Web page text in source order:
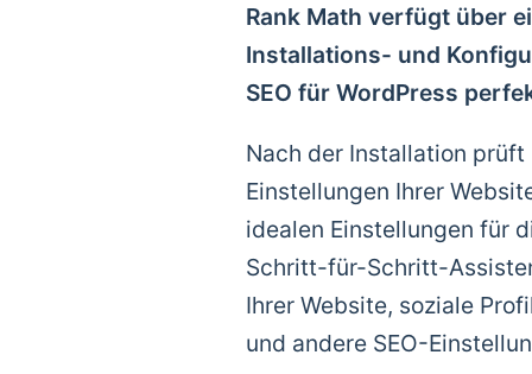
Rank Math verfügt über
Installations- und
SEO für WordPress
Nach der Installation prüft
Einstellungen Ihrer
idealen Einstellungen für
Schritt-für-Schritt-
Ihrer Website, soziale
und andere SEO-